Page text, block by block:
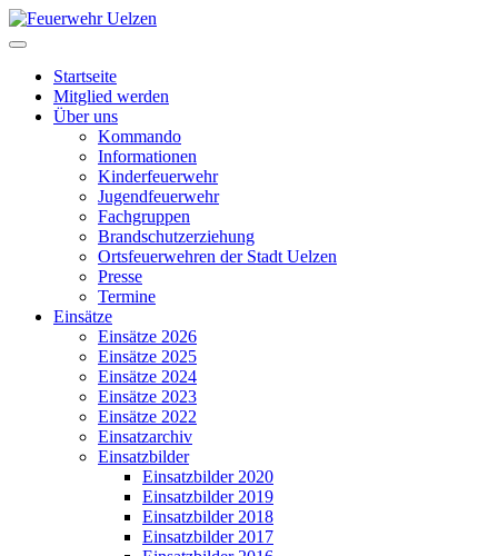
Startseite
Mitglied werden
Über uns
Kommando
Informationen
Kinderfeuerwehr
Jugendfeuerwehr
Fachgruppen
Brandschutzerziehung
Ortsfeuerwehren der Stadt Uelzen
Presse
Termine
Einsätze
Einsätze 2026
Einsätze 2025
Einsätze 2024
Einsätze 2023
Einsätze 2022
Einsatzarchiv
Einsatzbilder
Einsatzbilder 2020
Einsatzbilder 2019
Einsatzbilder 2018
Einsatzbilder 2017